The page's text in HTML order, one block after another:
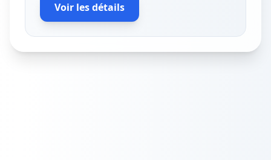
Voir les détails